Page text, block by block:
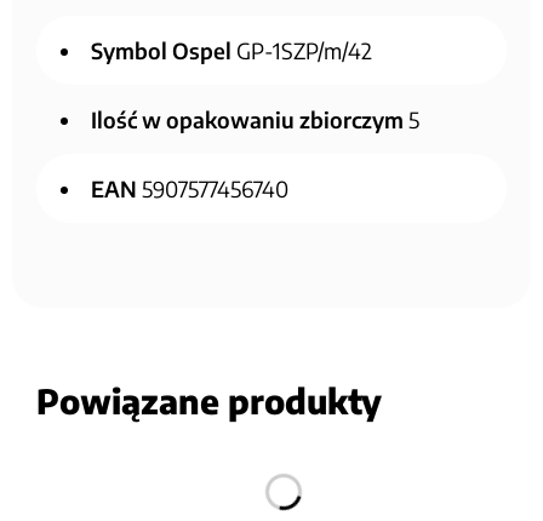
Symbol Ospel GP-1SZP/m/42
Ilość w opakowaniu zbiorczym 5
EAN 5907577456740
Powiązane produkty